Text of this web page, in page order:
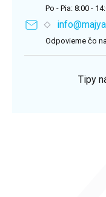
Po - Pia: 8:00 -
Odpovieme čo
Tipy